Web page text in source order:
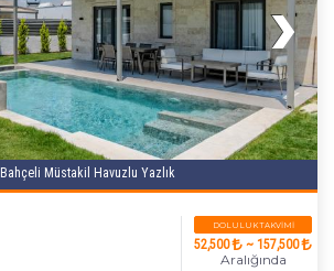
Bahçeli Müstakil Havuzlu Yazlık
DOLULUK TAKVIMI
52,500 ~ 157,500
Aralığında